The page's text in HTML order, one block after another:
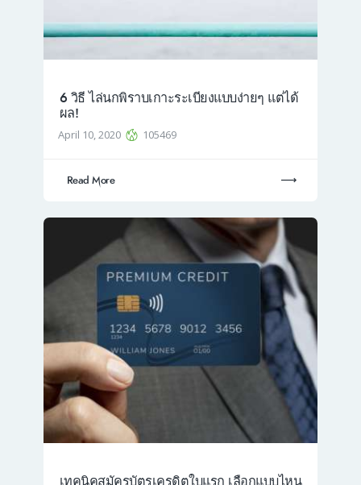
6 วิธี ไล่นกพิราบเกาะระเบียงแบบง่ายๆ แต่ได้
ผล!
April 10, 2020 105469
Read More